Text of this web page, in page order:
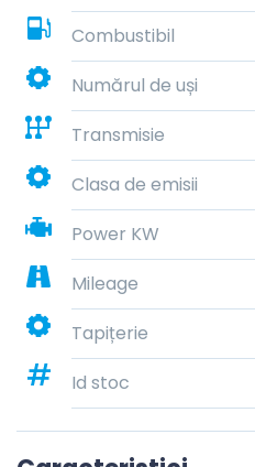
Combustibil
Numărul de uși
Transmisie
Clasa de emisii
Power KW
Mileage
Tapițerie
Id stoc